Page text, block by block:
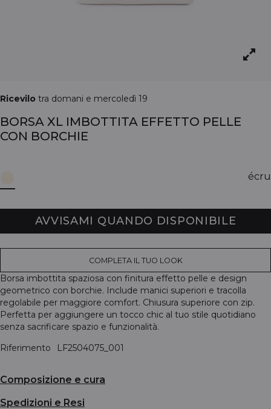
Ricevilo tra domani e mercoledì 19
BORSA XL IMBOTTITA EFFETTO PELLE
CON BORCHIE
écru
AVVISAMI QUANDO DISPONIBILE
COMPLETA IL TUO LOOK
Borsa imbottita spaziosa con finitura effetto pelle e design
geometrico con borchie. Include manici superiori e tracolla
regolabile per maggiore comfort. Chiusura superiore con zip.
Perfetta per aggiungere un tocco chic al tuo stile quotidiano
senza sacrificare spazio e funzionalità.
Riferimento
LF2504075_001
Composizione e cura
Spedizioni e Resi